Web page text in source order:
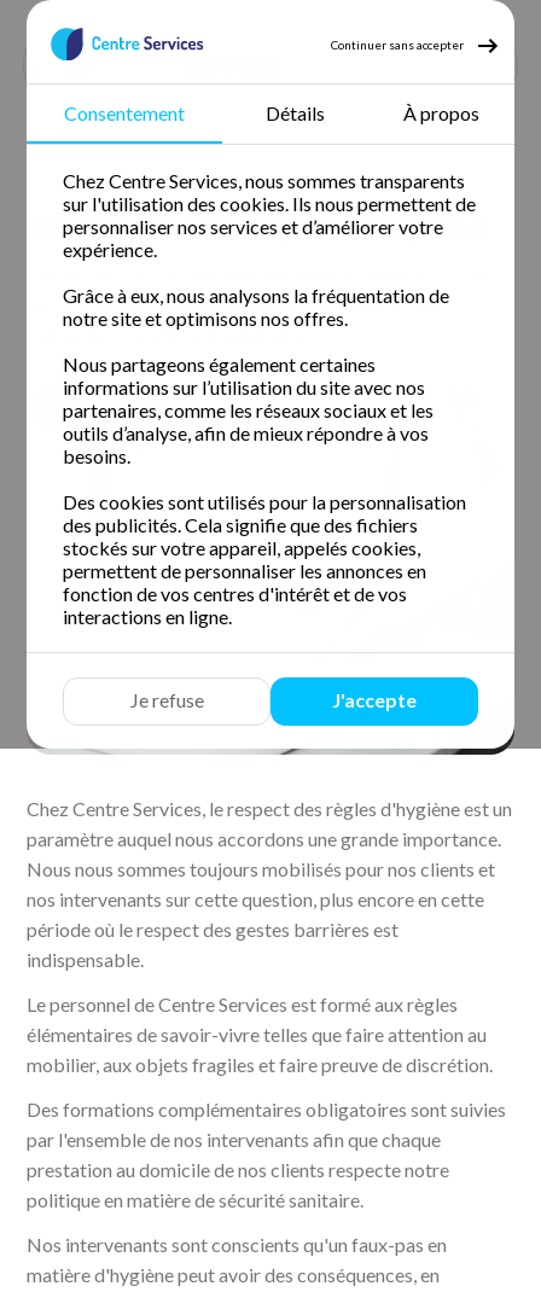
Continuer sans accepter
Consentement Détails À propos
Chez Centre Services, nous sommes transparents
sur l'utilisation des cookies. Ils nous permettent de
personnaliser nos services et d’améliorer votre
expérience.
Grâce à eux, nous analysons la fréquentation de
notre site et optimisons nos offres.
Nous partageons également certaines
informations sur l’utilisation du site avec nos
partenaires, comme les réseaux sociaux et les
outils d’analyse, afin de mieux répondre à vos
besoins.
Des cookies sont utilisés pour la personnalisation
des publicités. Cela signifie que des fichiers
stockés sur votre appareil, appelés cookies,
permettent de personnaliser les annonces en
fonction de vos centres d'intérêt et de vos
interactions en ligne.
Je refuse J'accepte
Le respect des règles d’hygiène
respect des règles essentielles d’hygiène ainsi qu’au
maintien d’un environnement sain.
Chez Centre Services, le respect des règles d'hygiène est un
paramètre auquel nous accordons une grande importance.
Nous nous sommes toujours mobilisés pour nos clients et
nos intervenants sur cette question, plus encore en cette
période où le respect des gestes barrières est
indispensable.
Le personnel de Centre Services est formé aux règles
élémentaires de savoir-vivre telles que faire attention au
mobilier, aux objets fragiles et faire preuve de discrétion.
Des formations complémentaires obligatoires sont suivies
par l'ensemble de nos intervenants afin que chaque
prestation au domicile de nos clients respecte notre
politique en matière de sécurité sanitaire.
Nos intervenants sont conscients qu'un faux-pas en
matière d'hygiène peut avoir des conséquences, en